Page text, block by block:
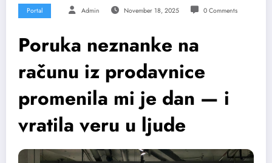
Portal Admin November 18, 2025 0 Comments
Poruka neznanke na
računu iz prodavnice
promenila mi je dan — i
vratila veru u ljude